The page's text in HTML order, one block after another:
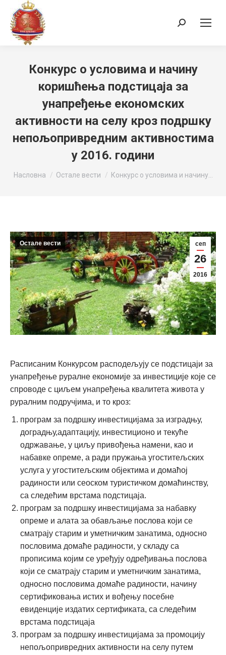
Search:
Конкурс о условима и начину
коришћења подстицаја за
унапређење економских
активности на селу кроз подршку
непољопривредним активностима
у 2016. години
You are here:
Насловна Остале вести Конкурс о условима и начину…
сеп
26
2016
Остале вести
Расписаним Конкурсом расподељују се подстицаји за
унапређење руралне економије за инвестиције које се
спроводе с циљем унапређења квалитета живота у
руралним подручјима, и то кроз:
програм за подршку инвестицијама за изградњу,
доградњу,адаптацију, инвестиционо и текуће
одржавање, у циљу привођења намени, као и
набавке опреме, а ради пружања угоститељских
услуга у угоститељским објектима и домаћој
радиности или сеоском туристичком домаћинству,
са следећим врстама подстицаја.
програм за подршку инвестицијама за набавку
опреме и алата за обављање послова који се
сматрају старим и уметничким занатима, односно
пословима домаће радиности, у складу са
прописима којим се уређују одређивања послова
који се сматрају старим и уметничким занатима,
односно пословима домаће радиности, начину
сертификовања истих и вођењу посебне
евиденције издатих сертификата, са следећим
врстама подстицаја
програм за подршку инвестицијама за промоцију
непољопривредних активности на селу путем